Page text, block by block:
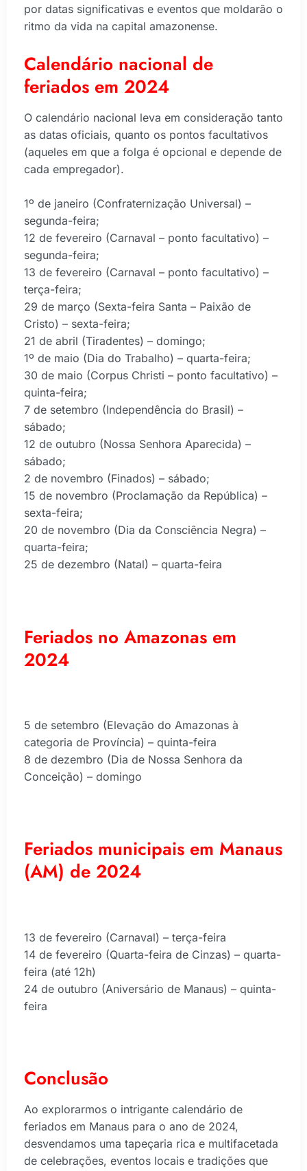
por datas significativas e eventos que moldarão o
ritmo da vida na capital amazonense.
Calendário nacional de
feriados em 2024
O calendário nacional leva em consideração tanto
as datas oficiais, quanto os pontos facultativos
(aqueles em que a folga é opcional e depende de
cada empregador).
1º de janeiro (Confraternização Universal) –
segunda-feira;
12 de fevereiro (Carnaval – ponto facultativo) –
segunda-feira;
13 de fevereiro (Carnaval – ponto facultativo) –
terça-feira;
29 de março (Sexta-feira Santa – Paixão de
Cristo) – sexta-feira;
21 de abril (Tiradentes) – domingo;
1º de maio (Dia do Trabalho) – quarta-feira;
30 de maio (Corpus Christi – ponto facultativo) –
quinta-feira;
7 de setembro (Independência do Brasil) –
sábado;
12 de outubro (Nossa Senhora Aparecida) –
sábado;
2 de novembro (Finados) – sábado;
15 de novembro (Proclamação da República) –
sexta-feira;
20 de novembro (Dia da Consciência Negra) –
quarta-feira;
25 de dezembro (Natal) – quarta-feira
Feriados no Amazonas em
2024
5 de setembro (Elevação do Amazonas à
categoria de Província) – quinta-feira
8 de dezembro (Dia de Nossa Senhora da
Conceição) – domingo
Feriados municipais em Manaus
(AM) de 2024
13 de fevereiro (Carnaval) – terça-feira
14 de fevereiro (Quarta-feira de Cinzas) – quarta-
feira (até 12h)
24 de outubro (Aniversário de Manaus) – quinta-
feira
Conclusão
Ao explorarmos o intrigante calendário de
feriados em Manaus para o ano de 2024,
desvendamos uma tapeçaria rica e multifacetada
de celebrações, eventos locais e tradições que